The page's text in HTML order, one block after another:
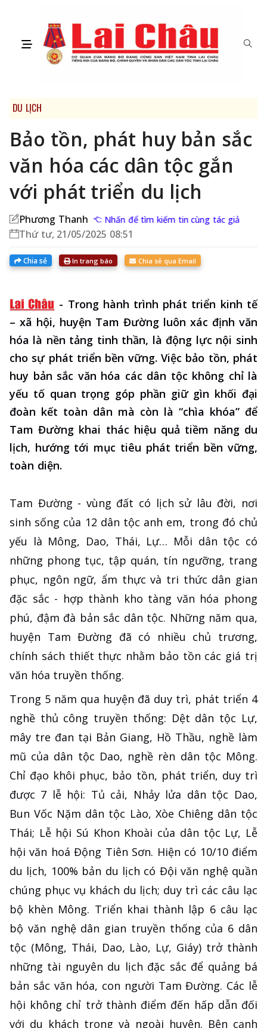
DU LỊCH
Bảo tồn, phát huy bản sắc
văn hóa các dân tộc gắn
với phát triển du lịch
Phương Thanh Nhấn để tìm kiếm tin cùng tác giả
Thứ tư, 21/05/2025 08:51
Chia sẻ In trang báo Chia sẻ qua Email
- Trong hành trình phát triển kinh tế
– xã hội, huyện Tam Đường luôn xác định văn
hóa là nền tảng tinh thần, là động lực nội sinh
cho sự phát triển bền vững. Việc bảo tồn, phát
huy bản sắc văn hóa các dân tộc không chỉ là
yếu tố quan trọng góp phần giữ gìn khối đại
đoàn kết toàn dân mà còn là “chìa khóa” để
Tam Đường khai thác hiệu quả tiềm năng du
lịch, hướng tới mục tiêu phát triển bền vững,
toàn diện.
Tam Đường - vùng đất có lịch sử lâu đời, nơi
sinh sống của 12 dân tộc anh em, trong đó chủ
yếu là Mông, Dao, Thái, Lự… Mỗi dân tộc có
những phong tục, tập quán, tín ngưỡng, trang
phục, ngôn ngữ, ẩm thực và tri thức dân gian
đặc sắc - hợp thành kho tàng văn hóa phong
phú, đậm đà bản sắc dân tộc. Những năm qua,
huyện Tam Đường đã có nhiều chủ trương,
chính sách thiết thực nhằm bảo tồn các giá trị
văn hóa truyền thống.
Trong 5 năm qua huyện đã duy trì, phát triển 4
nghề thủ công truyền thống: Dệt dân tộc Lự,
mây tre đan tại Bản Giang, Hồ Thầu, nghề làm
mũ của dân tộc Dao, nghề rèn dân tộc Mông.
Chỉ đạo khôi phục, bảo tồn, phát triển, duy trì
được 7 lễ hội: Tủ cải, Nhảy lửa dân tộc Dao,
Bun Vốc Nặm dân tộc Lào, Xòe Chiêng dân tộc
Thái; Lễ hội Sú Khon Khoài của dân tộc Lự, Lễ
hội văn hoá Động Tiên Sơn. Hiện có 10/10 điểm
du lịch, 100% bản du lịch có Đội văn nghệ quần
chúng phục vụ khách du lịch; duy trì các câu lạc
bộ khèn Mông. Triển khai thành lập 6 câu lạc
bộ văn nghệ dân gian truyền thống của 6 dân
tộc (Mông, Thái, Dao, Lào, Lự, Giáy) trở thành
những tài nguyên du lịch đặc sắc để quảng bá
bản sắc văn hóa, con người Tam Đường. Các lễ
hội không chỉ trở thành điểm đến hấp dẫn đối
với du khách trong và ngoài huyện. Bên cạnh